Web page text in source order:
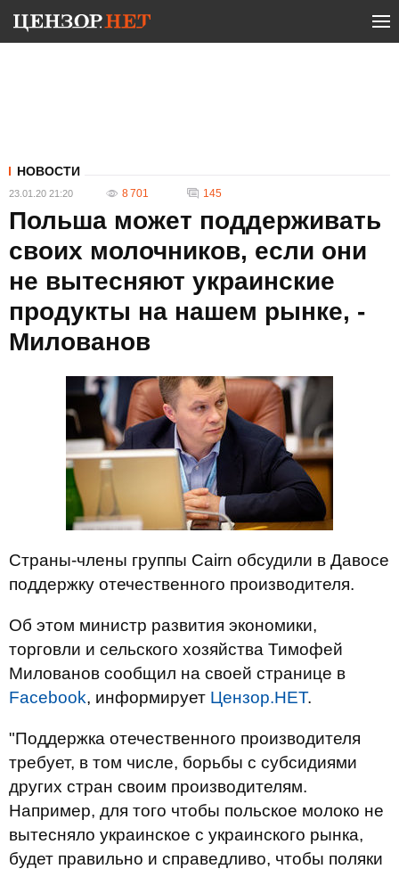
НОВОСТИ
23.01.20 21:20 8 701 145
Польша может поддерживать
своих молочников, если они
не вытесняют украинские
продукты на нашем рынке, -
Милованов
Страны-члены группы Cairn обсудили в Давосе
поддержку отечественного производителя.
Об этом министр развития экономики,
торговли и сельского хозяйства Тимофей
Милованов сообщил на своей странице в
Facebook, информирует Цензор.НЕТ.
"Поддержка отечественного производителя
требует, в том числе, борьбы с субсидиями
других стран своим производителям.
Например, для того чтобы польское молоко не
вытесняло украинское с украинского рынка,
будет правильно и справедливо, чтобы поляки